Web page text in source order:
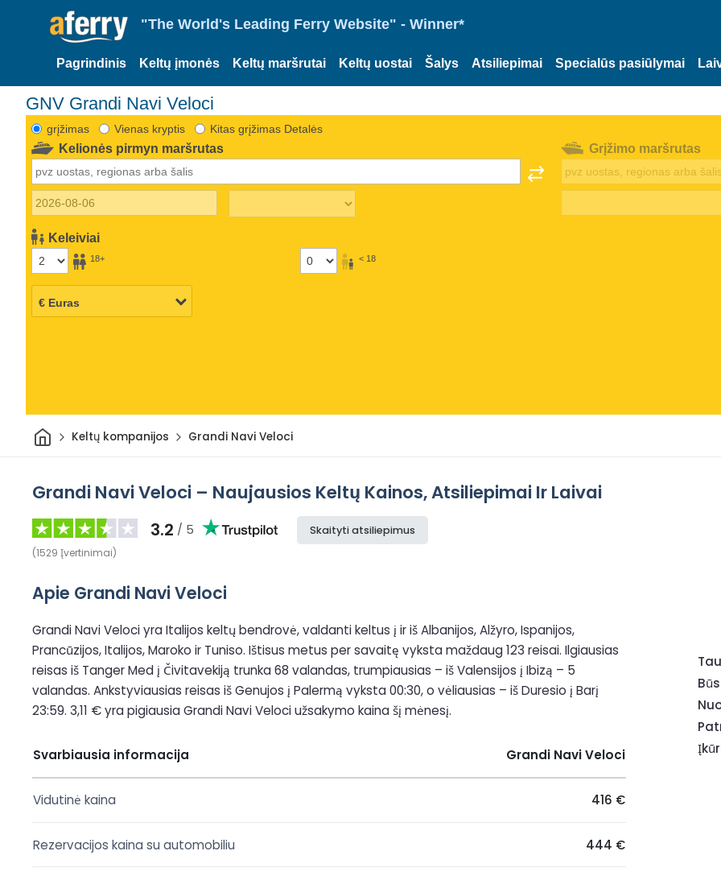
"The World's Leading Ferry Website" - Winner*
Pagrindinis Keltų įmonės Keltų maršrutai Keltų uostai Šalys Atsiliepimai Specialūs pasiūlymai
GNV Grandi Navi Veloci
grįžimas Vienas kryptis Kitas grįžimas Detalės
Kelionės pirmyn maršrutas
Keleiviai
18+ < 18
Grįžimo maršrutas
Pradžia
Keltų kompanijos Grandi Navi Veloci
Grandi Navi Veloci – Naujausios Keltų Kainos, Atsiliepimai Ir Laivai
3.2 / 5
(1529 Įvertinimai)
Skaityti atsiliepimus
Apie Grandi Navi Veloci
Grandi Navi Veloci yra Italijos keltų bendrovė, valdanti keltus į ir iš Albanijos, Alžyro, Ispanijos,
Prancūzijos, Italijos, Maroko ir Tuniso. Ištisus metus per savaitę vyksta maždaug 123 reisai. Ilgiausias
reisas iš Tanger Med į Čivitavekiją trunka 68 valandas, trumpiausias – iš Valensijos į Ibizą – 5
valandas. Ankstyviausias reisas iš Genujos į Palermą vyksta 00:30, o vėliausias – iš Duresio į Barį
23:59. 3,11 € yra pigiausia Grandi Navi Veloci užsakymo kaina šį mėnesį.
Svarbiausia informacija Grandi Navi Veloci
Vidutinė kaina 416 €
Rezervacijos kaina su automobiliu 444 €